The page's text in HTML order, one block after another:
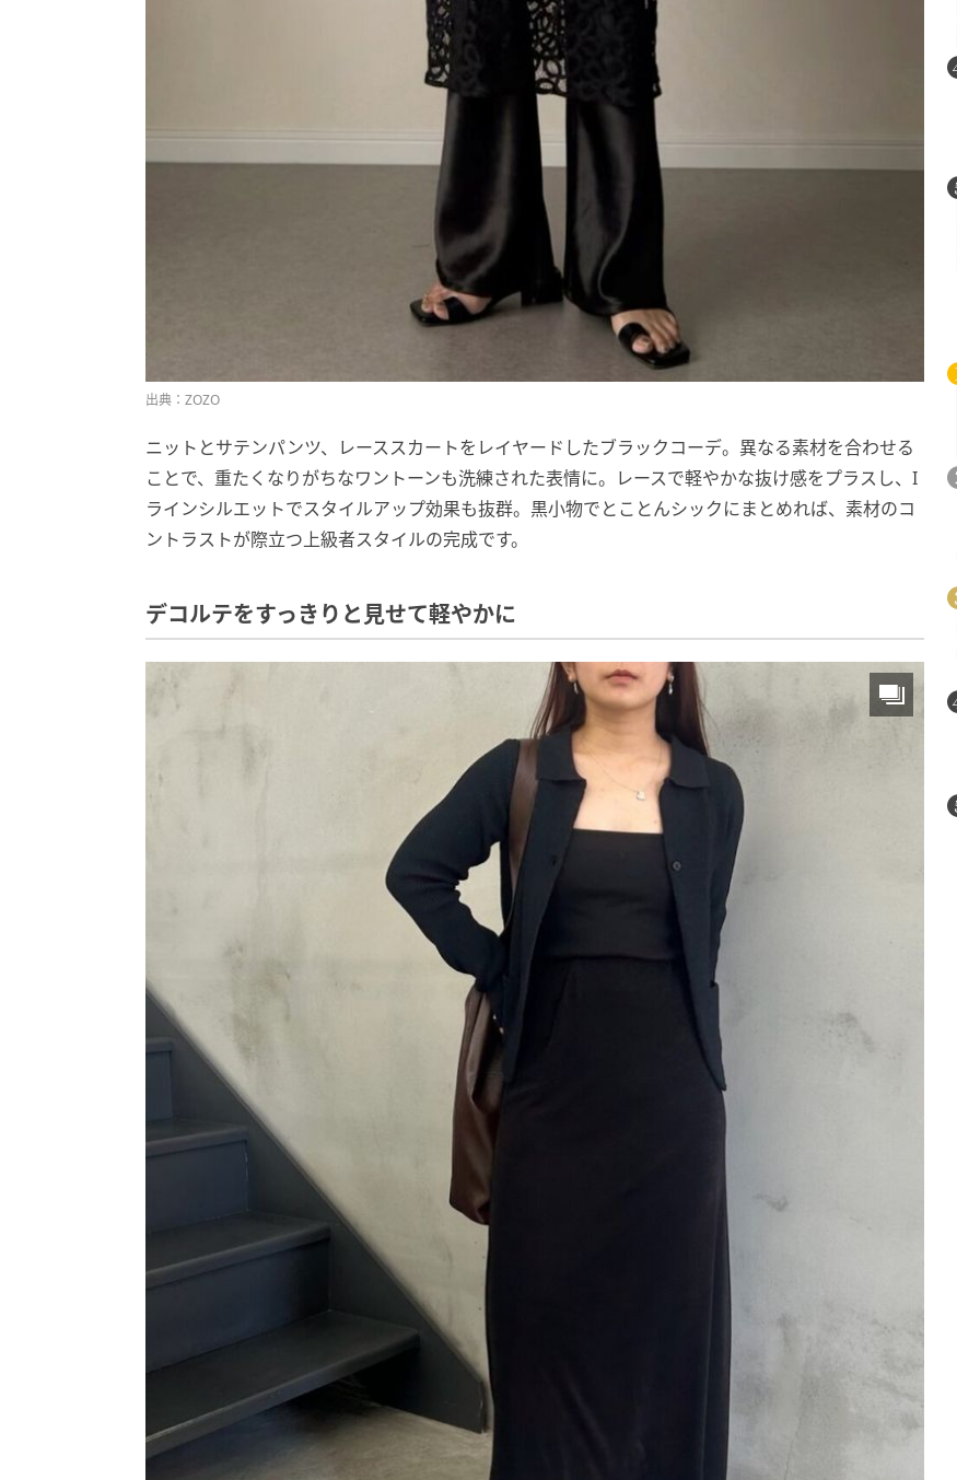
出典：ZOZO
ニットとサテンパンツ、レーススカートをレイヤードしたブラックコーデ。異なる素材を合わせる
ことで、重たくなりがちなワントーンも洗練された表情に。レースで軽やかな抜け感をプラスし、I
ラインシルエットでスタイルアップ効果も抜群。黒小物でとことんシックにまとめれば、素材のコ
ントラストが際立つ上級者スタイルの完成です。
デコルテをすっきりと見せて軽やかに